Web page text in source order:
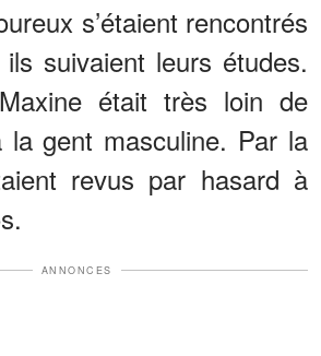
s’étaient rencontrés
ils suivaient leurs études.
était très loin de
la gent masculine. Par la
revus par hasard à
ANNONCES